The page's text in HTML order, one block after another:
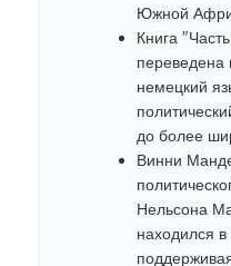
Южной
Книга
переведена
немецкий
до более
Винни
Нельсона
находился